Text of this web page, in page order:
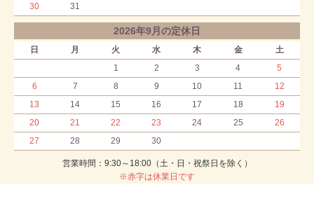
30
31
2026年9月の定休日
日 月 火 水 木 金
土
1
2 3 4
5
6
7 8 9 10 11
12
13
14 15 16 17 18
19
20
21 22 23 24 25
26
27
28 29 30
営業時間：9:30～18:00（土・日・祝祭日を除く）
※赤字は休業日です